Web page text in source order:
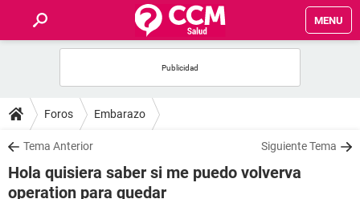
MENU
FOROS
SALUD
FAMILIA
Foros Embarazo
Tema Anterior Siguiente Tema
Hola quisiera saber si me puedo volverva
operation para quedar